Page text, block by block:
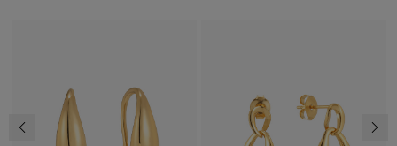
前の画像